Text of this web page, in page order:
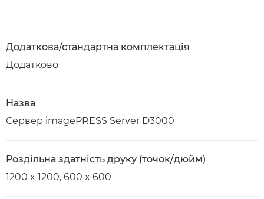
Додаткова/стандартна комплектація
Додатково
Назва
Сервер imagePRESS Server D3000
Роздільна здатність друку (точок/дюйм)
1200 x 1200, 600 x 600